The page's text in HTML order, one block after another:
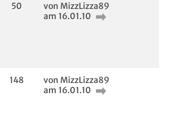
50
von MizzLizza89
am 16.01.10
148
von MizzLizza89
am 16.01.10